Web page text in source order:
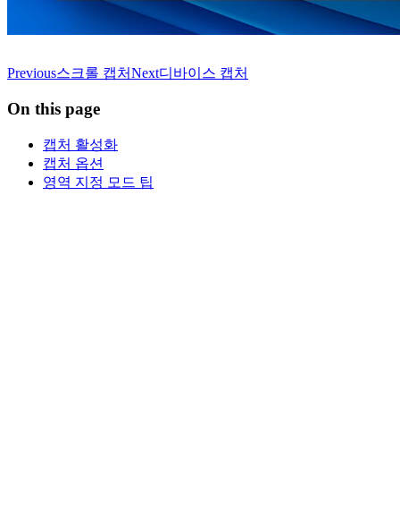
Previous스크롤 캡처Next디바이스 캡처
On this page
캡처 활성화
캡처 옵션
영역 지정 모드 팁